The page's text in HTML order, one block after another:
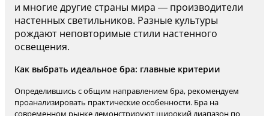
и многие другие страны мира — производители
настенных светильников. Разные культуры
рождают неповторимые стили настенного
освещения.
Как выбрать идеальное бра: главные критерии
Определившись с общим направлением бра, рекомендуем
проанализировать практические особенности. Бра на
современном рынке демонстрируют широкий диапазон по